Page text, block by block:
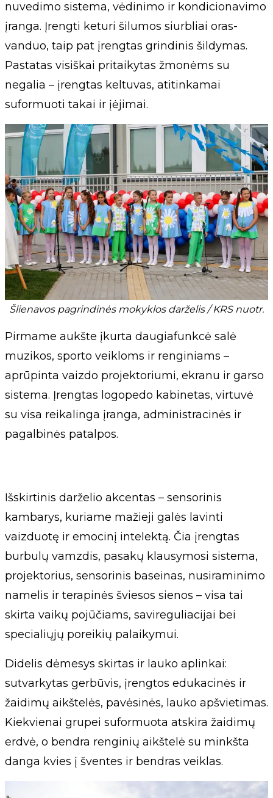
nuvedimo sistema, vėdinimo ir kondicionavimo
įranga. Įrengti keturi šilumos siurbliai oras-
vanduo, taip pat įrengtas grindinis šildymas.
Pastatas visiškai pritaikytas žmonėms su
negalia – įrengtas keltuvas, atitinkamai
suformuoti takai ir įėjimai.
Šlienavos pagrindinės mokyklos darželis / KRS nuotr.
Pirmame aukšte įkurta daugiafunkcė salė
muzikos, sporto veikloms ir renginiams –
aprūpinta vaizdo projektoriumi, ekranu ir garso
sistema. Įrengtas logopedo kabinetas, virtuvė
su visa reikalinga įranga, administracinės ir
pagalbinės patalpos.
Išskirtinis darželio akcentas – sensorinis
kambarys, kuriame mažieji galės lavinti
vaizduotę ir emocinį intelektą. Čia įrengtas
burbulų vamzdis, pasakų klausymosi sistema,
projektorius, sensorinis baseinas, nusiraminimo
namelis ir terapinės šviesos sienos – visa tai
skirta vaikų pojūčiams, savireguliacijai bei
specialiųjų poreikių palaikymui.
Didelis dėmesys skirtas ir lauko aplinkai:
sutvarkytas gerbūvis, įrengtos edukacinės ir
žaidimų aikštelės, pavėsinės, lauko apšvietimas.
Kiekvienai grupei suformuota atskira žaidimų
erdvė, o bendra renginių aikštelė su minkšta
danga kvies į šventes ir bendras veiklas.